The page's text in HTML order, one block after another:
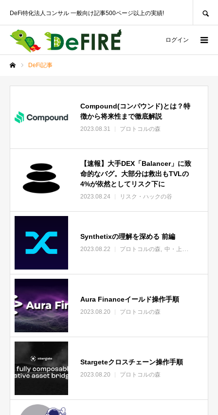
DeFi特化法人コンサル 一般向け記事500ページ以上の実績!
ログイン
DeFi記事
Compound(コンパウンド)とは？特
徴から将来性まで徹底解説
2023.08.31 プロトコルの森
【速報】大手DEX「Balancer」に致
命的なバグ。大部分は救出もTVLの
4%が依然としてリスク下に
2023.08.24 リスク・ハックの谷
Synthetixの理解を深める 前編
2023.08.22 プロトコルの森 中・上級者向け
Aura Financeイールド操作手順
2023.08.20 プロトコルの森
Stargeteクロスチェーン操作手順
2023.08.20 プロトコルの森